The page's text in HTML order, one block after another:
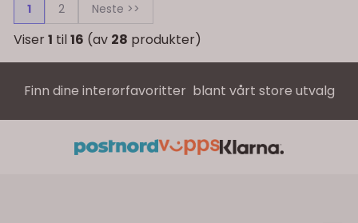
1 2 Neste >>
Viser1 til 16 (av 28 produkter)
Finn dine interørfavoritter blant vårt store utvalg